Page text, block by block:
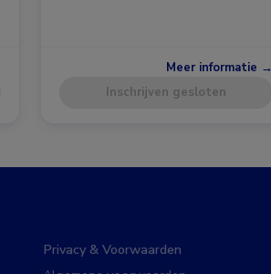
Meer informatie →
Inschrijven gesloten
Privacy & Voorwaarden